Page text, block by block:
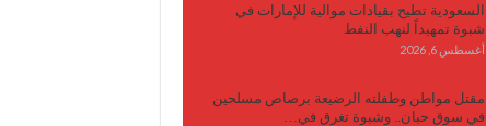
السعودية تطيح بقيادات موالية للإمارات في
شبوة تمهيداً لنهب النفط
أغسطس 6, 2026
مقتل مواطن وطفلته الرضيعة برصاص مسلحين
في سوق حبان.. وشبوة تغرق في…